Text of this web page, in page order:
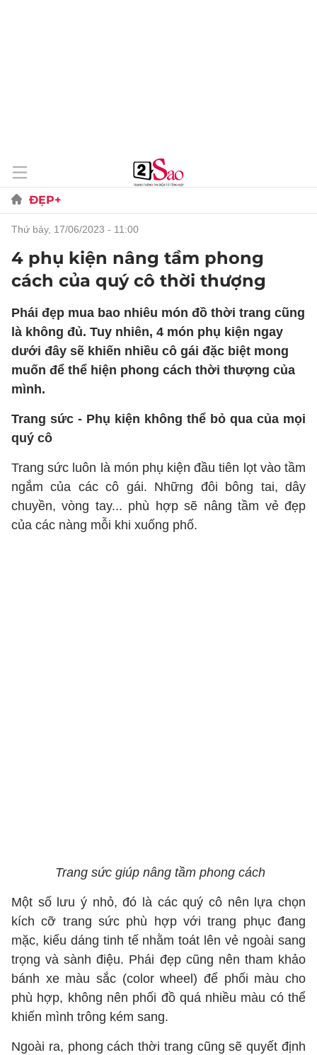
ĐẸP+
thứ bảy, 17/06/2023 - 11:00
4 phụ kiện nâng tầm phong
cách của quý cô thời thượng
Phái đẹp mua bao nhiêu món đồ thời trang cũng
là không đủ. Tuy nhiên, 4 món phụ kiện ngay
dưới đây sẽ khiến nhiều cô gái đặc biệt mong
muốn để thể hiện phong cách thời thượng của
mình.
Trang sức - Phụ kiện không thể bỏ qua của mọi
quý cô
Trang sức luôn là món phụ kiện đầu tiên lọt vào tầm
ngắm của các cô gái. Những đôi bông tai, dây
chuyền, vòng tay... phù hợp sẽ nâng tầm vẻ đẹp
của các nàng mỗi khi xuống phố.
Trang sức giúp nâng tầm phong cách
Một số lưu ý nhỏ, đó là các quý cô nên lựa chọn
kích cỡ trang sức phù hợp với trang phục đang
mặc, kiểu dáng tinh tế nhằm toát lên vẻ ngoài sang
trọng và sành điệu. Phái đẹp cũng nên tham khảo
bánh xe màu sắc (color wheel) để phối màu cho
phù hợp, không nên phối đồ quá nhiều màu có thể
khiến mình trông kém sang.
Ngoài ra, phong cách thời trang cũng sẽ quyết định